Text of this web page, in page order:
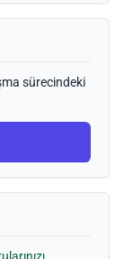
sürecindeki